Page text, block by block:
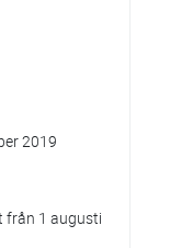
2019
från 1 augusti